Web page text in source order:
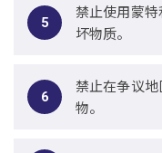
5
禁止使用蒙
坏物质。
6
禁止在争议
物。